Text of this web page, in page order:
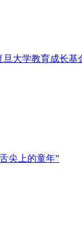
旦大学教育成长基
尖上的童年”